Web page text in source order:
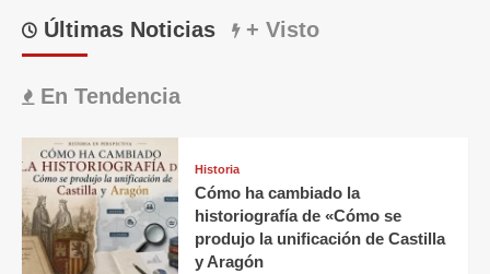
Últimas Noticias + Visto
En Tendencia
Historia
Cómo ha cambiado la
historiografía de «Cómo se
produjo la unificación de Castilla
y Aragón